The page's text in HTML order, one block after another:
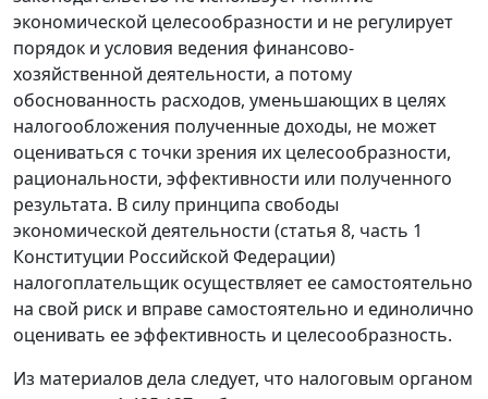
экономической целесообразности и не регулирует
порядок и условия ведения финансово-
хозяйственной деятельности, а потому
обоснованность расходов, уменьшающих в целях
налогообложения полученные доходы, не может
оцениваться с точки зрения их целесообразности,
рациональности, эффективности или полученного
результата. В силу принципа свободы
экономической деятельности (статья 8, часть 1
Конституции Российской Федерации)
налогоплательщик осуществляет ее самостоятельно
на свой риск и вправе самостоятельно и единолично
оценивать ее эффективность и целесообразность.
Из материалов дела следует, что налоговым органом